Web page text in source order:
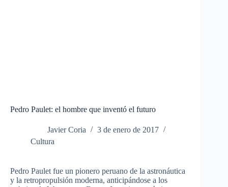
Pedro Paulet: el hombre que inventó el futuro
Javier Coria
3 de enero de 2017
Cultura
Pedro Paulet fue un pionero peruano de la astronáutica
y la retropropulsión moderna, anticipándose a los